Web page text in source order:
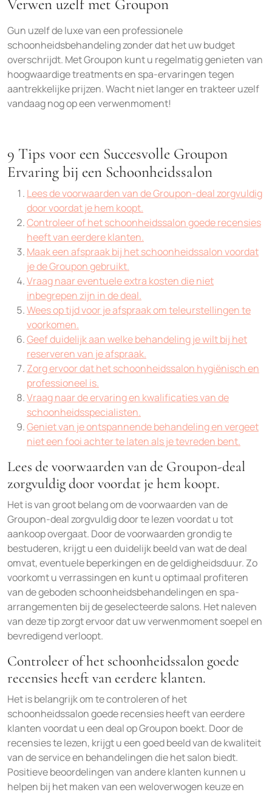
Verwen uzelf met Groupon
Gun uzelf de luxe van een professionele
schoonheidsbehandeling zonder dat het uw budget
overschrijdt. Met Groupon kunt u regelmatig genieten van
hoogwaardige treatments en spa-ervaringen tegen
aantrekkelijke prijzen. Wacht niet langer en trakteer uzelf
vandaag nog op een verwenmoment!
9 Tips voor een Succesvolle Groupon
Ervaring bij een Schoonheidssalon
Lees de voorwaarden van de Groupon-deal zorgvuldig
door voordat je hem koopt.
Controleer of het schoonheidssalon goede recensies
heeft van eerdere klanten.
Maak een afspraak bij het schoonheidssalon voordat
je de Groupon gebruikt.
Vraag naar eventuele extra kosten die niet
inbegrepen zijn in de deal.
Wees op tijd voor je afspraak om teleurstellingen te
voorkomen.
Geef duidelijk aan welke behandeling je wilt bij het
reserveren van je afspraak.
Zorg ervoor dat het schoonheidssalon hygiënisch en
professioneel is.
Vraag naar de ervaring en kwalificaties van de
schoonheidsspecialisten.
Geniet van je ontspannende behandeling en vergeet
niet een fooi achter te laten als je tevreden bent.
Lees de voorwaarden van de Groupon-deal
zorgvuldig door voordat je hem koopt.
Het is van groot belang om de voorwaarden van de
Groupon-deal zorgvuldig door te lezen voordat u tot
aankoop overgaat. Door de voorwaarden grondig te
bestuderen, krijgt u een duidelijk beeld van wat de deal
omvat, eventuele beperkingen en de geldigheidsduur. Zo
voorkomt u verrassingen en kunt u optimaal profiteren
van de geboden schoonheidsbehandelingen en spa-
arrangementen bij de geselecteerde salons. Het naleven
van deze tip zorgt ervoor dat uw verwenmoment soepel en
bevredigend verloopt.
Controleer of het schoonheidssalon goede
recensies heeft van eerdere klanten.
Het is belangrijk om te controleren of het
schoonheidssalon goede recensies heeft van eerdere
klanten voordat u een deal op Groupon boekt. Door de
recensies te lezen, krijgt u een goed beeld van de kwaliteit
van de service en behandelingen die het salon biedt.
Positieve beoordelingen van andere klanten kunnen u
helpen bij het maken van een weloverwogen keuze en